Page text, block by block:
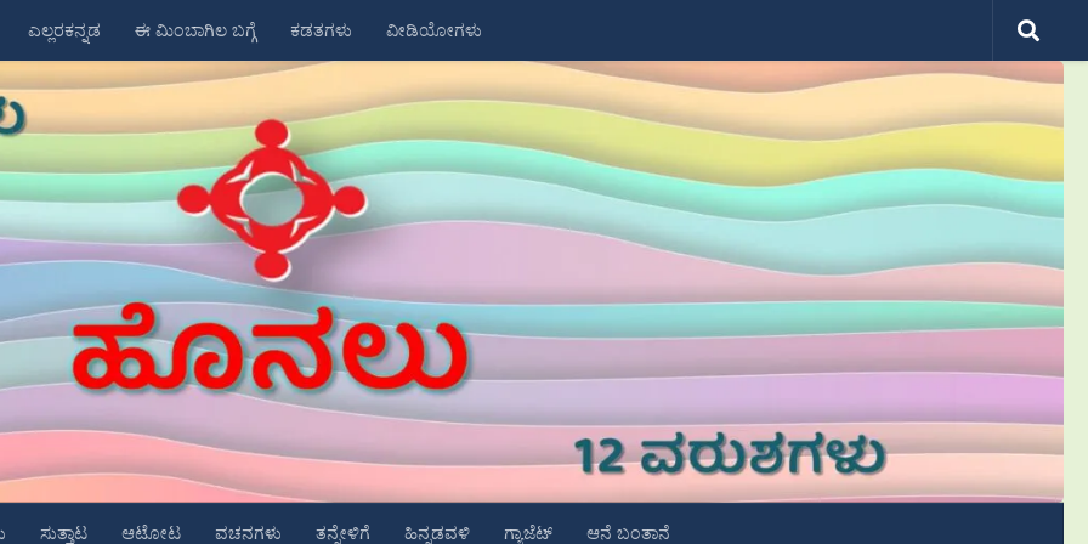
ಎಲ್ಲರಕನ್ನಡ ಈ ಮಿಂಬಾಗಿಲ ಬಗ್ಗೆ ಕಡತಗಳು ವೀಡಿಯೋಗಳು
ಸುತ್ತಾಟ ಆಟೋಟ ವಚನಗಳು ತನ್ನೇಳಿಗೆ ಹಿನ್ನಡವಳಿ ಗ್ಯಾಜೆಟ್ ಆನೆ ಬಂತಾನೆ